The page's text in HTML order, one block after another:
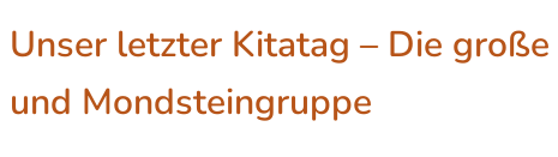
Unser letzter Kitatag – Die
und Mondsteingruppe